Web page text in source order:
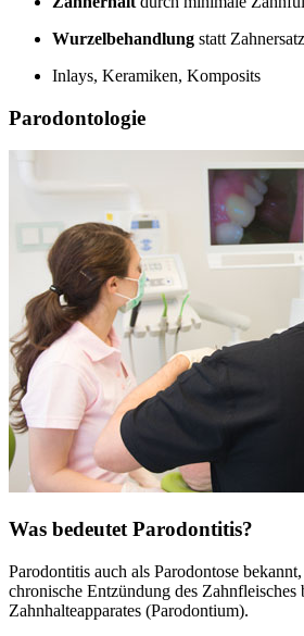
Wurzelbehandlung statt Zahnersatz
Inlays, Keramiken, Komposits
Parodontologie
Was bedeutet Parodontitis?
Parodontitis auch als Parodontose
chronische Entzündung des Zahnfleisches
Zahnhalteapparates (Parodontium).